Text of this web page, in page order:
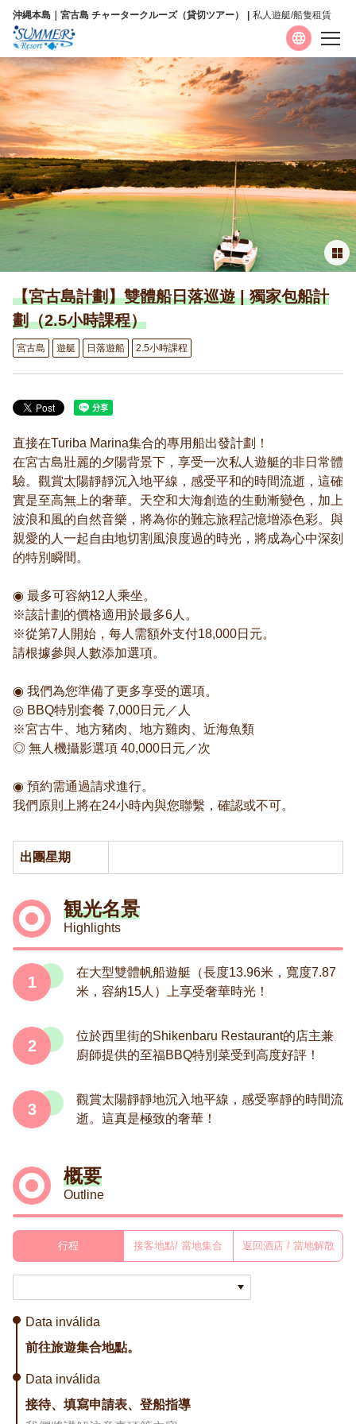
沖縄本島｜宮古島 チャータークルーズ（貸切ツアー） 私人遊艇/船隻租賃
語言
日本語
English
简体中文
繁體中文
【宮古島計劃】雙體船日落巡遊 | 獨家包船計
劃（2.5小時課程）
宮古島 遊艇 日落遊船 2.5小時課程
直接在Turiba Marina集合的專用船出發計劃！
在宮古島壯麗的夕陽背景下，享受一次私人遊艇的非日常體
驗。觀賞太陽靜靜沉入地平線，感受平和的時間流逝，這確
實是至高無上的奢華。天空和大海創造的生動漸變色，加上
波浪和風的自然音樂，將為你的難忘旅程記憶增添色彩。與
親愛的人一起自由地切割風浪度過的時光，將成為心中深刻
的特別瞬間。
◉ 最多可容納12人乘坐。
※該計劃的價格適用於最多6人。
※從第7人開始，每人需額外支付18,000日元。
請根據參與人數添加選項。
◉ 我們為您準備了更多享受的選項。
◎ BBQ特別套餐 7,000日元／人
※宮古牛、地方豬肉、地方雞肉、近海魚類
◎ 無人機攝影選項 40,000日元／次
◉ 預約需通過請求進行。
我們原則上將在24小時內與您聯繫，確認或不可。
出團星期
観光名景
Highlights
1
在大型雙體帆船遊艇（長度13.96米，寬度7.87
米，容納15人）上享受奢華時光！
2
位於西里街的Shikenbaru Restaurant的店主兼
廚師提供的至福BBQ特別菜受到高度好評！
3
觀賞太陽靜靜地沉入地平線，感受寧靜的時間流
逝。這真是極致的奢華！
概要
Outline
行程 接客地點/ 當地集合 返回酒店 / 當地解散
Data inválida
前往旅遊集合地點。
Data inválida
接待、填寫申請表、登船指導